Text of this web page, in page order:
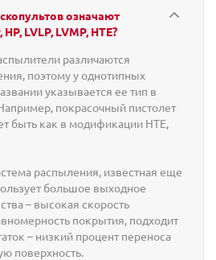
означают
LVLP, LVMP, HTE?
различаются
поэтому у однотипных
указывается ее тип в
покрасочный пистолет
быть как в модификации HTE,
распыления, известная еще
большое выходное
– высокая скорость
покрытия, подходит
– низкий процент переноса
поверхность.